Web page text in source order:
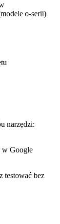
o-serii)
narzędzi:
w Google
testować bez